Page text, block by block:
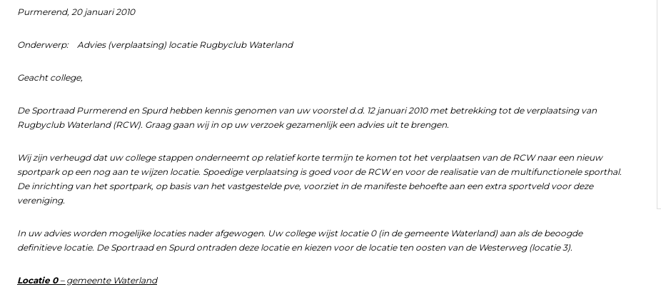
Purmerend, 20 januari 2010
Onderwerp: Advies (verplaatsing) locatie Rugbyclub Waterland
Geacht college,
De Sportraad Purmerend en Spurd hebben kennis genomen van uw voorstel d.d. 12 januari 2010 met betrekking tot de verplaatsing van
Rugbyclub Waterland (RCW). Graag gaan wij in op uw verzoek gezamenlijk een advies uit te brengen.
Wij zijn verheugd dat uw college stappen onderneemt op relatief korte termijn te komen tot het verplaatsen van de RCW naar een nieuw
sportpark op een nog aan te wijzen locatie. Spoedige verplaatsing is goed voor de RCW en voor de realisatie van de multifunctionele sporthal.
De inrichting van het sportpark, op basis van het vastgestelde pve, voorziet in de manifeste behoefte aan een extra sportveld voor deze
vereniging.
In uw advies worden mogelijke locaties nader afgewogen. Uw college wijst locatie 0 (in de gemeente Waterland) aan als de beoogde
definitieve locatie. De Sportraad en Spurd ontraden deze locatie en kiezen voor de locatie ten oosten van de Westerweg (locatie 3).
Locatie 0– gemeente Waterland